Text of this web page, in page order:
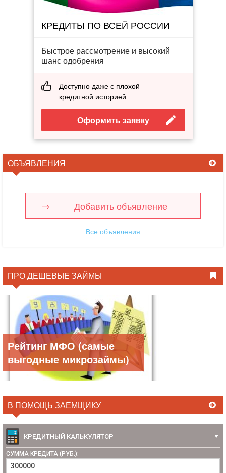
КРЕДИТЫ ПО ВСЕЙ РОССИИ
Быстрое рассмотрение и высокий
шанс одобрения
Доступно даже с плохой
кредитной историей
Оформить заявку
ОБЪЯВЛЕНИЯ
Добавить объявление
Все объявления
ПРО ДЕШЕВЫЕ ЗАЙМЫ
Рейтинг МФО (самые
выгодные микрозаймы)
В ПОМОЩЬ ЗАЕМЩИКУ
КРЕДИТНЫЙ КАЛЬКУЛЯТОР
СУММА КРЕДИТА (РУБ.):